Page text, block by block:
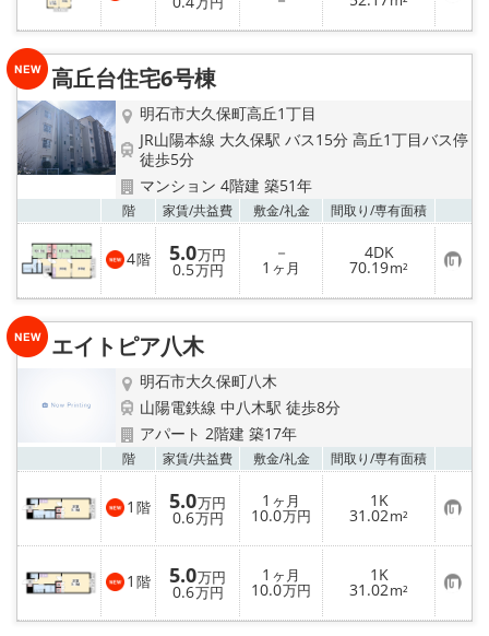
気
に
り
高丘台住宅6号棟
明石市大久保町高丘1丁目
JR山陽本線 大久保駅 バス15分 高丘1丁目バス停
徒歩5分
マンション 4階建 築51年
階 家賃/共益費 敷金/礼金 間取り/専有面積
4階 5.0万円
0.5万円
－
1 ヶ月
4DK
70.19m² お
気
に
り
エイトピア八木
明石市大久保町八木
山陽電鉄線 中八木駅 徒歩8分
アパート 2階建 築17年
階 家賃/共益費 敷金/礼金 間取り/専有面積
1 階 5.0万円
0.6万円
1 ヶ月
10.0万円
1K
31.02m² お
気
に
入
り
登
録
1 階 5.0万円
0.6万円
1 ヶ月
10.0万円
1K
31.02m² お
気
に